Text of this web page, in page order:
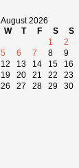
August 2026
W T F S
S
1
2
5 6 7 8
9
12 13 14 15
16
19 20 21 22
23
26 27 28 29
30